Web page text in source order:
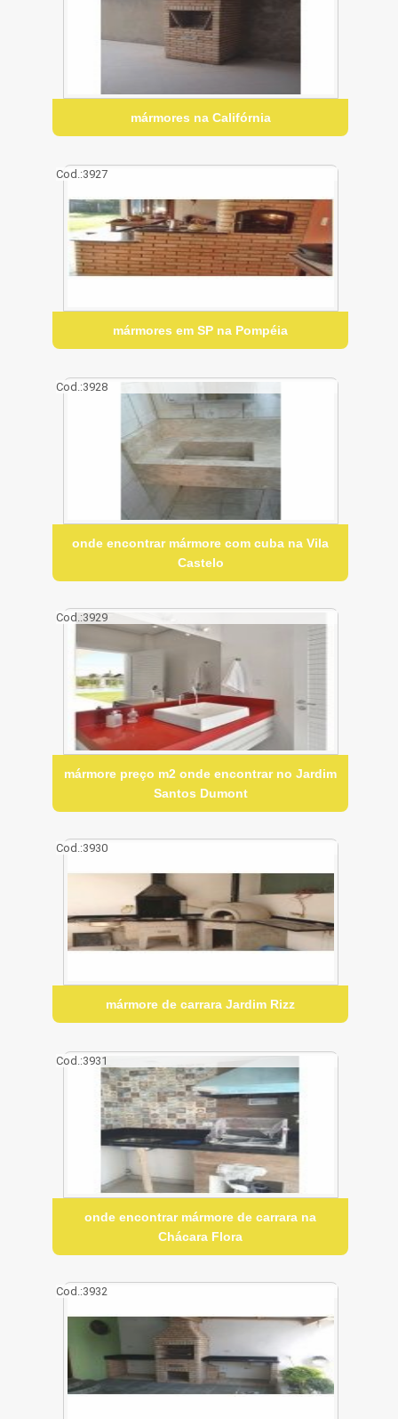
mármores na Califórnia
Cod.:3927
mármores em SP na Pompéia
Cod.:3928
onde encontrar mármore com cuba na Vila
Castelo
Cod.:3929
mármore preço m2 onde encontrar no Jardim
Santos Dumont
Cod.:3930
mármore de carrara Jardim Rizz
Cod.:3931
onde encontrar mármore de carrara na
Chácara Flora
Cod.:3932